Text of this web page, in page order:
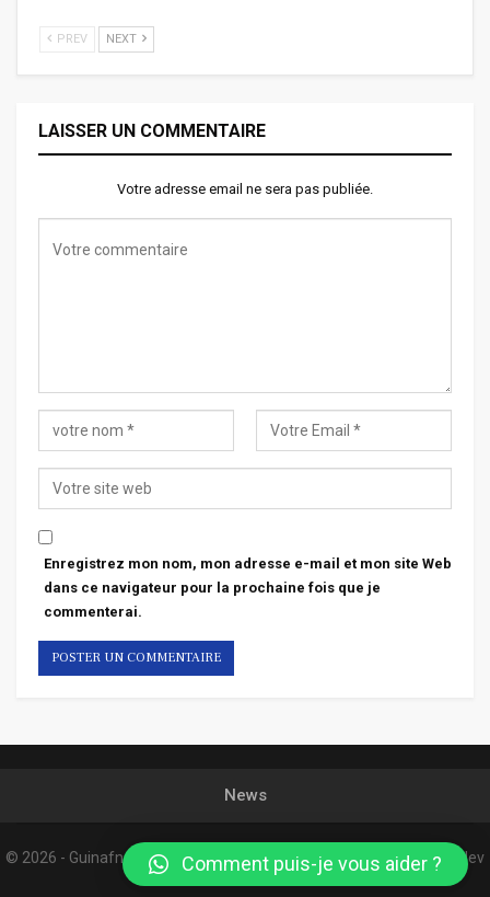
PREV NEXT
LAISSER UN COMMENTAIRE
Votre adresse email ne sera pas publiée.
Enregistrez mon nom, mon adresse e-mail et mon site Web
dans ce navigateur pour la prochaine fois que je
commenterai.
News
© 2026 - Guinafnews. All Rights Reserved. Website Design:Confordev
Comment puis-je vous aider ?